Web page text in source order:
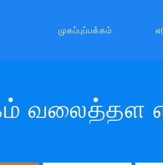
முகப்புப்பக்கம்
வலைத்தள